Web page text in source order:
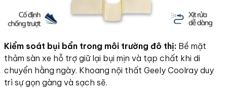
Kiểm soát bụi bẩn trong môi trường đô thị: Bề mặt
thảm sàn xe hỗ trợ giữ lại bụi mịn và tạp chất khi di
chuyển hằng ngày. Khoang nội thất Geely Coolray duy
trì sự gọn gàng và sạch sẽ.